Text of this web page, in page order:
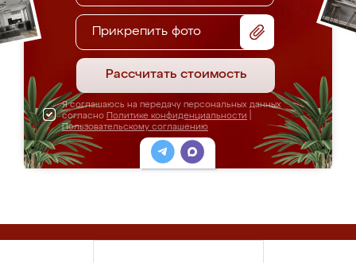
Прикрепить фото
Рассчитать стоимость
Я соглашаюсь на передачу персональных данных
согласно Политике конфиденциальности
Пользовательскому соглашению